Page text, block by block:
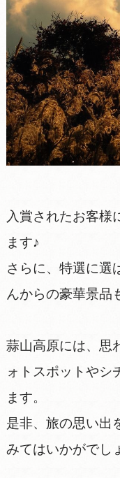
入賞されたお客様
ます♪
さらに、特選に選
んからの豪華景
蒜山高原には、思
ォトスポットやシ
ます。
是非、旅の思い出
みてはいかがでし